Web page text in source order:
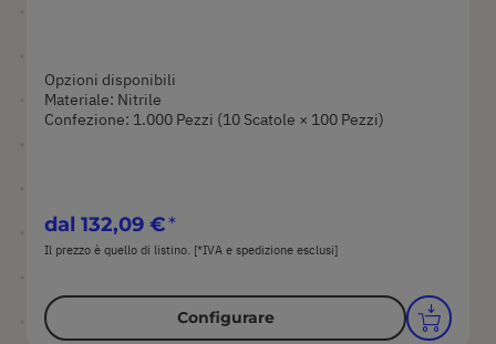
Opzioni disponibili
Materiale: Nitrile
Confezione: 1.000 Pezzi (10 Scatole × 100 Pezzi)
dal 132,09 €
Il prezzo è quello di listino. [*IVA e spedizione esclusi]
Configurare